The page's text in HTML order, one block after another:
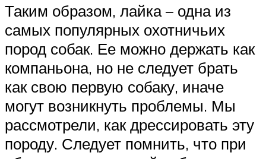
Таким образом, лайка – одна из
самых популярных охотничьих
пород собак. Ее можно держать как
компаньона, но не следует брать
как свою первую собаку, иначе
могут возникнуть проблемы. Мы
рассмотрели, как дрессировать эту
породу. Следует помнить, что при